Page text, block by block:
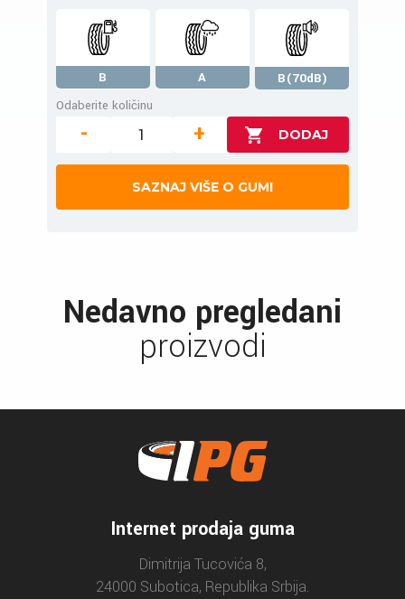
B A
B(70dB)
Odaberite količinu
- +
SAZNAJ VIŠE O GUMI
Nedavno pregledani
proizvodi
Internet prodaja guma
Dimitrija Tucovića 8,
24000 Subotica, Republika Srbija.